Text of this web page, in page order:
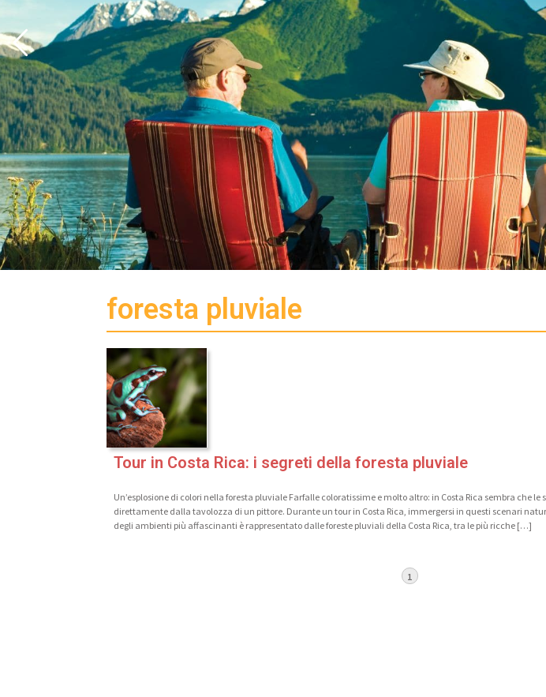
foresta pluviale
Tour in Costa Rica: i segreti della foresta pluviale
Un’esplosione di colori nella foresta pluviale Farfalle coloratissime e molto altro: in Costa Rica sembra che
direttamente dalla tavolozza di un pittore. Durante un tour in Costa Rica, immergersi in questi scenari
degli ambienti più affascinanti è rappresentato dalle foreste pluviali della Costa Rica, tra le più ricche […]
1